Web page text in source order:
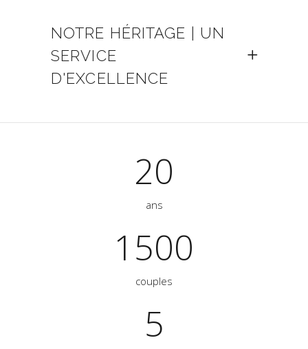
NOTRE HÉRITAGE | UN
SERVICE
D'EXCELLENCE
20
ans
1500
couples
5